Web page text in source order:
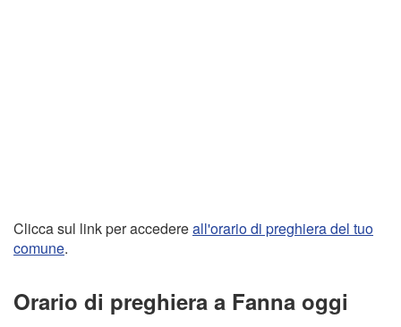
Clicca sul link per accedereall'orario di preghiera del tuo
comune.
Orario di preghiera a Fanna oggi